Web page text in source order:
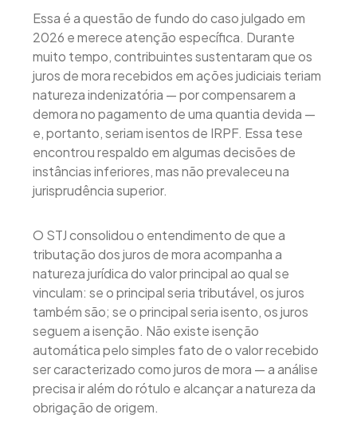
Essa é a questão de fundo do caso julgado em
2026 e merece atenção específica. Durante
muito tempo, contribuintes sustentaram que os
juros de mora recebidos em ações judiciais teriam
natureza indenizatória — por compensarem a
demora no pagamento de uma quantia devida —
e, portanto, seriam isentos de IRPF. Essa tese
encontrou respaldo em algumas decisões de
instâncias inferiores, mas não prevaleceu na
jurisprudência superior.
O STJ consolidou o entendimento de que a
tributação dos juros de mora acompanha a
natureza jurídica do valor principal ao qual se
vinculam: se o principal seria tributável, os juros
também são; se o principal seria isento, os juros
seguem a isenção. Não existe isenção
automática pelo simples fato de o valor recebido
ser caracterizado como juros de mora — a análise
precisa ir além do rótulo e alcançar a natureza da
obrigação de origem.